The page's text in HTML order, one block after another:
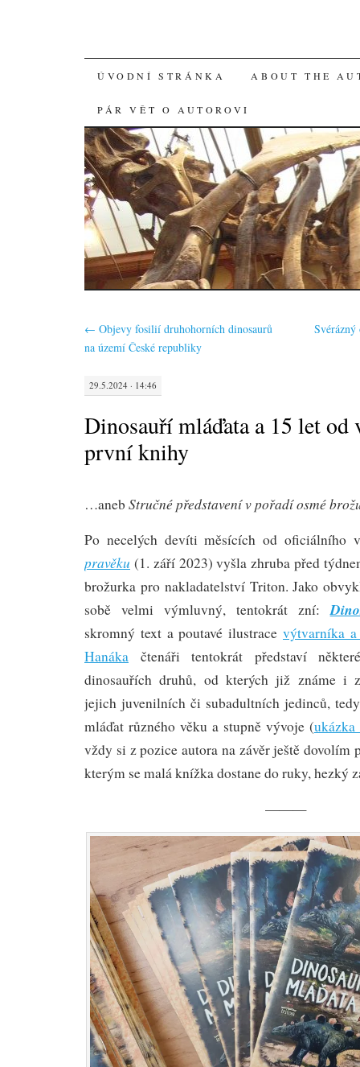
SKIP
TO
CONTENT
ÚVODNÍ STRÁNKA ABOUT THE
PÁR VĚT O AUTOROVI
← Objevy fosilií druhohorních dinosaurů
na území České republiky
29.5.2024 · 14:46
Dinosauří mláďata a 15 let od
první knihy
…aneb Stručné představení v pořadí osmé
Po necelých devíti měsících od oficiálního
pravěku (1. září 2023) vyšla zhruba před
brožurka pro nakladatelství Triton. Jako
sobě velmi výmluvný, tentokrát zní:
skromný text a poutavé ilustracevýtvarníka a
Hanáka čtenáři tentokrát představí
dinosauřích druhů, od kterých již známe i
jejich juvenilních či subadultních jedinců,
mláďat různého věku a stupně vývoje (
vždy si z pozice autora na závěr ještě dovolím
kterým se malá knížka dostane do ruky, hezký
———